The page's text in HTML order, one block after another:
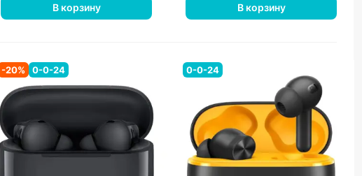
В корзину В корзину
-20% 0-0-24 0-0-24